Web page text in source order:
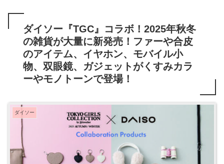
ダイソー『TGC』コラボ！2025年秋冬
の雑貨が大量に新発売！ファーや合皮
のアイテム、イヤホン、モバイル小
物、双眼鏡、ガジェットがくすみカラ
ーやモノトーンで登場！
ダイソー